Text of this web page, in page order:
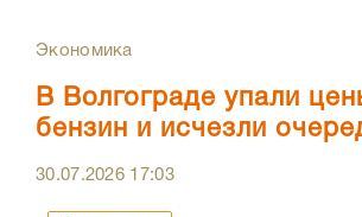
Экономика
В Волгограде упали
бензин и исчезли
30.07.2026 17:03